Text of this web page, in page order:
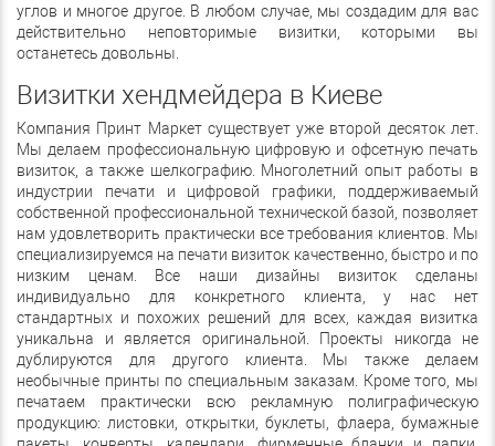
углов и многое другое. В любом случае, мы создадим для вас
действительно неповторимые визитки, которыми вы
останетесь довольны.
Визитки хендмейдера в Киеве
Компания Принт Маркет существует уже второй десяток лет.
Мы делаем профессиональную цифровую и офсетную печать
визиток, а также шелкографию. Многолетний опыт работы в
индустрии печати и цифровой графики, поддерживаемый
собственной профессиональной технической базой, позволяет
нам удовлетворить практически все требования клиентов. Мы
специализируемся на печати визиток качественно, быстро и по
низким ценам. Все наши дизайны визиток сделаны
индивидуально для конкретного клиента, у нас нет
стандартных и похожих решений для всех, каждая визитка
уникальна и является оригинальной. Проекты никогда не
дублируются для другого клиента. Мы также делаем
необычные принты по специальным заказам. Кроме того, мы
печатаем практически всю рекламную полиграфическую
продукцию: листовки, открытки, буклеты, флаера, бумажные